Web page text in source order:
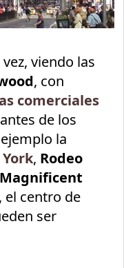
viendo las
, con
comerciales
de los
la
, Rodeo
Magnificent
, el centro de
ser